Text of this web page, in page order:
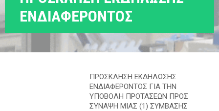
Η
Μ
ΕΝΔΙΑΦΕΡΟΝΤΟΣ
ΠΡΟΣΚΛΗΣΗ ΕΚΔΗΛΩΣΗΣ
ΕΝΔΙΑΦΕΡΟΝΤΟΣ ΓΙΑ ΤΗΝ
ΥΠΟΒΟΛΗ ΠΡΟΤΑΣΕΩΝ ΠΡΟΣ
ΣΥΝΑΨΗ ΜΙΑΣ (1) ΣΥΜΒΑΣΗΣ